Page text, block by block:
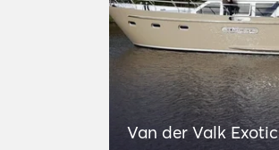
Van der Valk Exotic